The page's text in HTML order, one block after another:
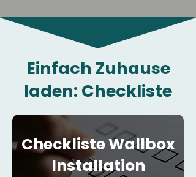
Einfach Zuhause
laden: Checkliste
Checkliste Wallbox
Installation